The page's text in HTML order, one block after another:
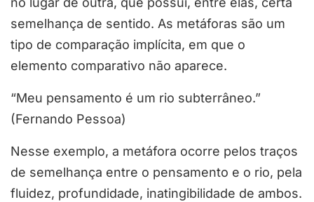
semelhança de sentido. As metáforas são um
tipo de comparação implícita, em que o
elemento comparativo não aparece.
“Meu pensamento é um rio subterrâneo.”
(Fernando Pessoa)
Nesse exemplo, a metáfora ocorre pelos traços
de semelhança entre o pensamento e o rio, pela
fluidez, profundidade, inatingibilidade de ambos.